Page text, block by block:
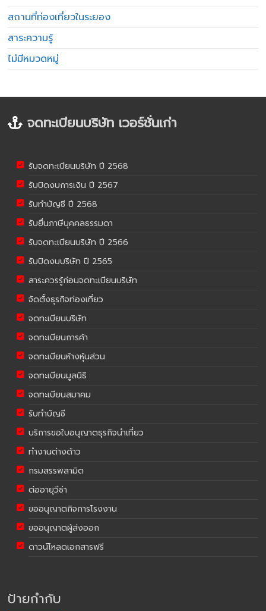
สถานที่ท่องเที่ยวในระยอง
สาระความรู้
ไม่มีหมวดหมู่
จดทะเบียนบริษัท เวอร์ชั่นเก่า
รับจดทะเบียนบริษัท ปี 2568
รับปิดงบการเงิน ปี 2567
รับทำบัญชี ปี 2568
รับยื่นภาษีบุคคลธรรมดา
รับจดทะเบียนบริษัท ปี 2566
รับปิดงบบริษัท ปี 2565
สาระควรรู้ก่อนจดทะเบียนบริษัท
จัดตั้งธุรกิจท่องเที่ยว
จดทะเบียนบริษัท
จดทะเบียนการค้า
จดทะเบียนห้างหุ้นส่วน
จดทะเบียนมูลนิธิ
จดทะเบียนสมาคม
รับทำบัญชี
บริการขอใบอนุญาตธุรกิจนำเที่ยว
ทำงานต่างด้าว
กรมสรรพสามิต
ต่ออายุวีซ่า
ขออนุญาตกิจการโรงงาน
ขออนุญาตผู้ส่งออก
ดาวน์โหลดเอกสารฟรี
ป้ายกำกับ